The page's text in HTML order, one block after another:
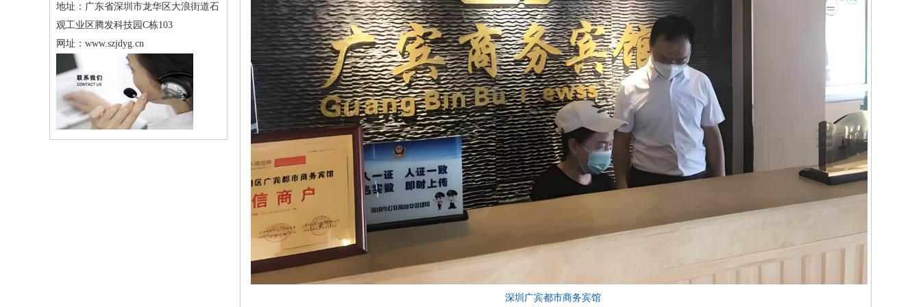
地址： 广东省深圳市龙华区大浪街道石
观工业区腾发科技园C栋103
网址： www.szjdyg.cn
深圳广宾都市商务宾馆